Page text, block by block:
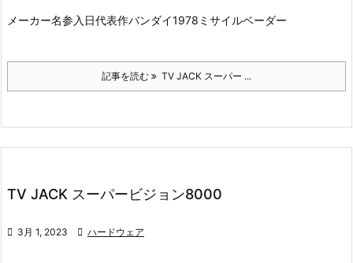
メーカー名参入日代表作バンダイ1978ミサイルベーダー
記事を読む TV JACK スーパー ...
TV JACK スーパービジョン8000
 3月 1, 2023  ハードウェア